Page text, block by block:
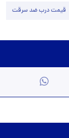
قیمت درب ضد سرقت